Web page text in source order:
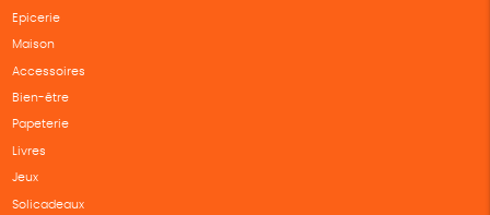
Epicerie
Maison
Accessoires
Bien-être
Papeterie
Livres
Jeux
Solicadeaux